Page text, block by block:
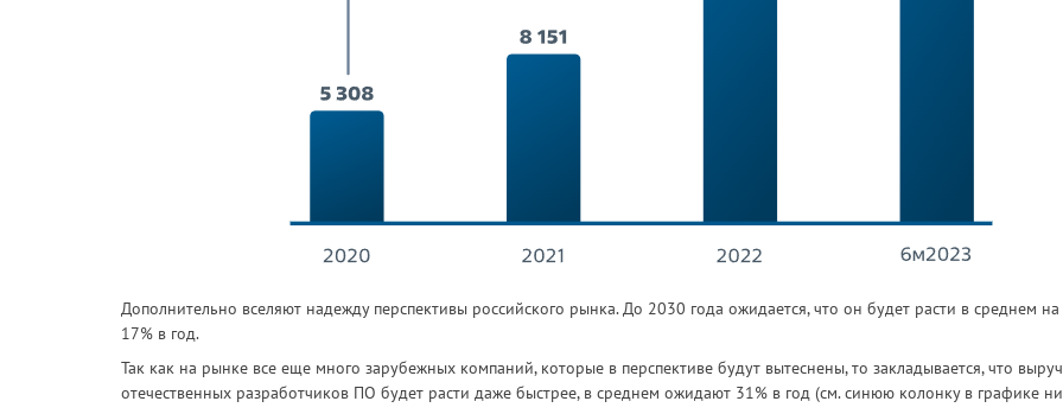
Дополнительно вселяют надежду перспективы российского рынка. До 2030 года ожидается, что он будет расти в среднем на
17% в год.
Так как на рынке все еще много зарубежных компаний, которые в перспективе будут вытеснены, то закладывается, что
отечественных разработчиков ПО будет расти даже быстрее, в среднем ожидают 31% в год (см. синюю колонку в графике